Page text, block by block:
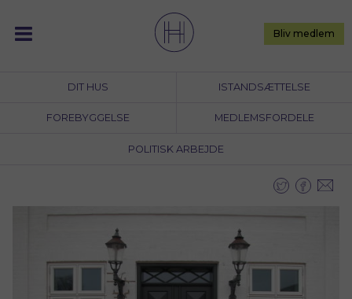
content
DIT HUS ISTANDSÆTTELSE
FOREBYGGELSE MEDLEMSFORDELE
POLITISK ARBEJDE
Bliv medlem